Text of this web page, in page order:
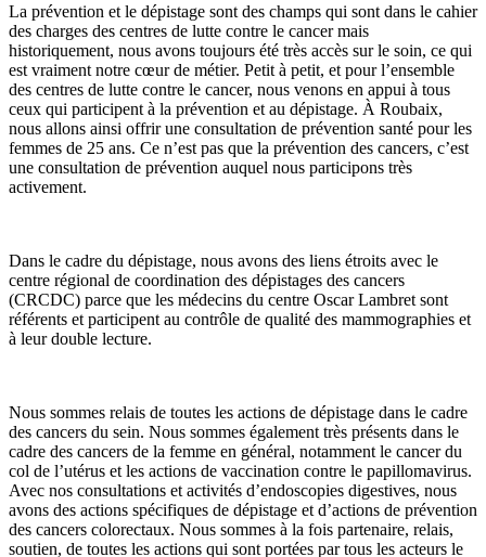
La prévention et le dépistage sont des champs qui sont dans le cahier
des charges des centres de lutte contre le cancer mais
historiquement, nous avons toujours été très accès sur le soin, ce qui
est vraiment notre cœur de métier. Petit à petit, et pour l’ensemble
des centres de lutte contre le cancer, nous venons en appui à tous
ceux qui participent à la prévention et au dépistage. À Roubaix,
nous allons ainsi offrir une consultation de prévention santé pour les
femmes de 25 ans. Ce n’est pas que la prévention des cancers, c’est
une consultation de prévention auquel nous participons très
activement.
Dans le cadre du dépistage, nous avons des liens étroits avec le
centre régional de coordination des dépistages des cancers
(CRCDC) parce que les médecins du centre Oscar Lambret sont
référents et participent au contrôle de qualité des mammographies et
à leur double lecture.
Nous sommes relais de toutes les actions de dépistage dans le cadre
des cancers du sein. Nous sommes également très présents dans le
cadre des cancers de la femme en général, notamment le cancer du
col de l’utérus et les actions de vaccination contre le papillomavirus.
Avec nos consultations et activités d’endoscopies digestives, nous
avons des actions spécifiques de dépistage et d’actions de prévention
des cancers colorectaux. Nous sommes à la fois partenaire, relais,
soutien, de toutes les actions qui sont portées par tous les acteurs le